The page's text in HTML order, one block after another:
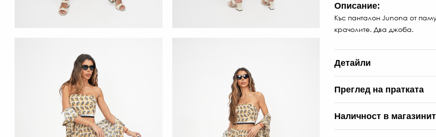
Описание:
Къс панталон Junona от
крачолите. Два джоба.
Детайли
Преглед на пратката
Наличност в